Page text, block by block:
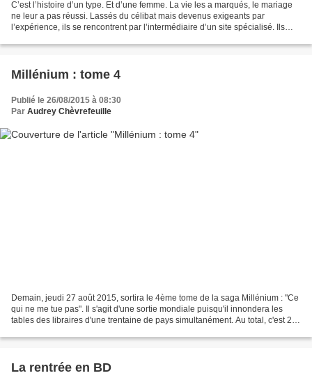
C’est l’histoire d’un type. Et d’une femme. La vie les a marqués, le mariage
ne leur a pas réussi. Lassés du célibat mais devenus exigeants par
l’expérience, ils se rencontrent par l’intermédiaire d’un site spécialisé. Ils
Millénium : tome 4
Publié le 26/08/2015 à 08:30
Par Audrey Chèvrefeuille
Demain, jeudi 27 août 2015, sortira le 4ème tome de la saga Millénium : "Ce
qui ne me tue pas". Il s'agit d'une sortie mondiale puisqu'il innondera les
tables des libraires d'une trentaine de pays simultanément. Au total, c'est 2,7
La rentrée en BD